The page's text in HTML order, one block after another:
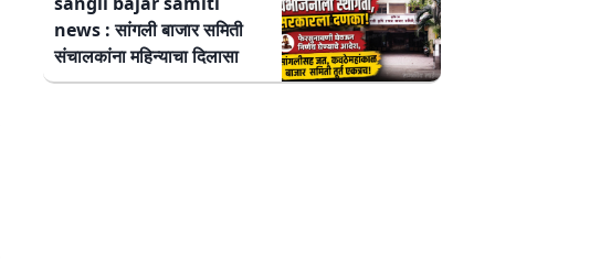
news : सांगली बाजार समिती
संचालकांना महिन्याचा दिलासा